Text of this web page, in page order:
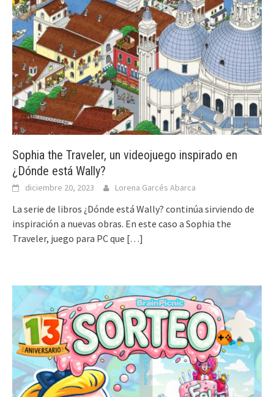
Sophia the Traveler, un videojuego inspirado en
¿Dónde está Wally?
diciembre 20, 2023 Lorena Garcés Abarca
La serie de libros ¿Dónde está Wally? continúa sirviendo de
inspiración a nuevas obras. En este caso a Sophia the
Traveler, juego para PC que […]